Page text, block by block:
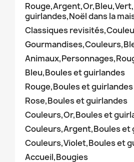
guirlandes,Noël dans la
Classiques
Bleu,Boules et guirlandes
Rouge,Boules et guirlandes
Rose,Boules et guirlandes
Couleurs,Or,Boules et
Couleurs,Argent,Boules et
Couleurs,Violet,Boules et
Accueil,Bougies